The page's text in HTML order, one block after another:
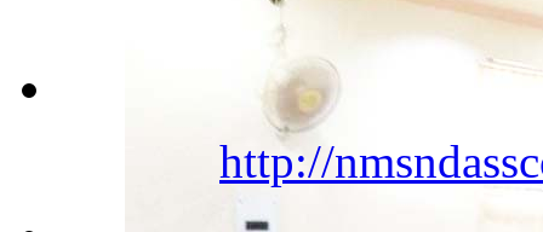
http://